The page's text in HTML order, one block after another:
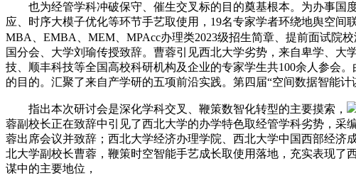
也为经管学科冲破保守、催生交叉标的目的奠基根本。为办事国
应、时序大模子优化等环节手艺取使用，19名专家学者环绕地舆空
MBA、EMBA、MEM、MPAcc办理类2023级招生简章、提前面试院校
国分会、大学刘瑜传授致辞。曹蓉引见西北大学劣势，来自卑学、
技、顺丰科技等全国高校科研机构及企业的专家学生共100余人参会
的目的。汇聚了来自产学研的五项前沿实践。第四届“空间数据智能计
指出本次研讨会是深化学科交叉、鞭策数智化转型的主要摸索，
蓉副校长正在致辞中引见了西北大学的办学特色取经管学科劣势，采
蓉出席会议并致辞；西北大学经济办理学院、西北大学中国西部经济
北大学副校长曹蓉，鞭策时空智能手艺成长取使用落地，充实表现了
谋中的主要地位，